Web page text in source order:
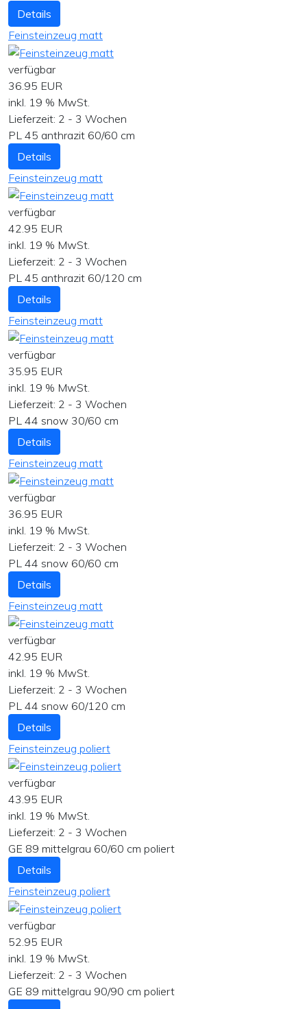
Details
Feinsteinzeug matt
verfügbar
36.95 EUR
inkl. 19 % MwSt.
Lieferzeit: 2 - 3 Wochen
PL 45 anthrazit 60/60 cm
Details
Feinsteinzeug matt
verfügbar
42.95 EUR
inkl. 19 % MwSt.
Lieferzeit: 2 - 3 Wochen
PL 45 anthrazit 60/120 cm
Details
Feinsteinzeug matt
verfügbar
35.95 EUR
inkl. 19 % MwSt.
Lieferzeit: 2 - 3 Wochen
PL 44 snow 30/60 cm
Details
Feinsteinzeug matt
verfügbar
36.95 EUR
inkl. 19 % MwSt.
Lieferzeit: 2 - 3 Wochen
PL 44 snow 60/60 cm
Details
Feinsteinzeug matt
verfügbar
42.95 EUR
inkl. 19 % MwSt.
Lieferzeit: 2 - 3 Wochen
PL 44 snow 60/120 cm
Details
Feinsteinzeug poliert
verfügbar
43.95 EUR
inkl. 19 % MwSt.
Lieferzeit: 2 - 3 Wochen
GE 89 mittelgrau 60/60 cm poliert
Details
Feinsteinzeug poliert
verfügbar
52.95 EUR
inkl. 19 % MwSt.
Lieferzeit: 2 - 3 Wochen
GE 89 mittelgrau 90/90 cm poliert